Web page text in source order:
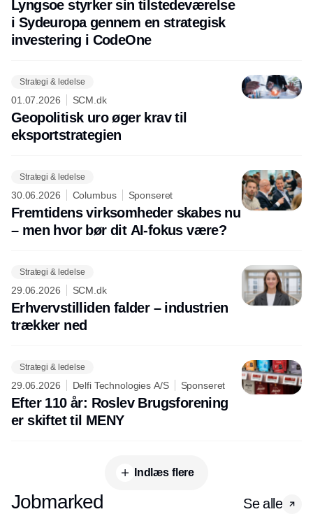
Lyngsoe styrker sin tilstedeværelse
i Sydeuropa gennem en strategisk
investering i CodeOne
Strategi & ledelse
01.07.2026 SCM.dk
Geopolitisk uro øger krav til
eksportstrategien
Strategi & ledelse
30.06.2026 Columbus Sponseret
Fremtidens virksomheder skabes nu
– men hvor bør dit AI-fokus være?
Strategi & ledelse
29.06.2026 SCM.dk
Erhvervstilliden falder – industrien
trækker ned
Strategi & ledelse
29.06.2026 Delfi Technologies A/S Sponseret
Efter 110 år: Roslev Brugsforening
er skiftet til MENY
Indlæs flere
Jobmarked Se alle